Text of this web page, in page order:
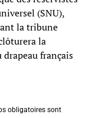
(SNU),
la tribune
la
français
obligatoires sont